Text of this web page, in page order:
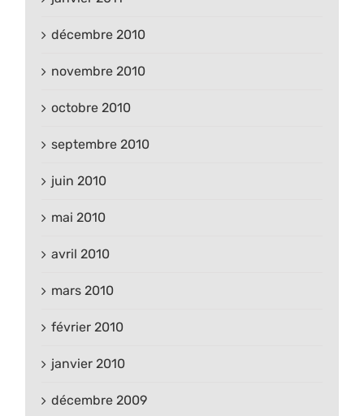
décembre 2010
novembre 2010
octobre 2010
septembre 2010
juin 2010
mai 2010
avril 2010
mars 2010
février 2010
janvier 2010
décembre 2009